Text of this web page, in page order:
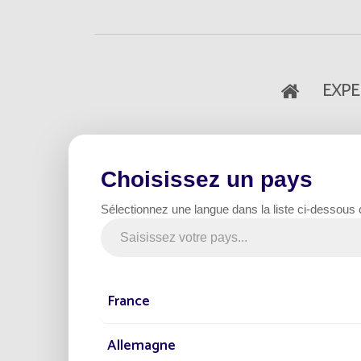
Accueil
25 mars 2019EXPERTISE
un éclairage solaire
Choisissez un pays
Sélectionnez une langue dans la liste ci-dessous
France
Allemagne